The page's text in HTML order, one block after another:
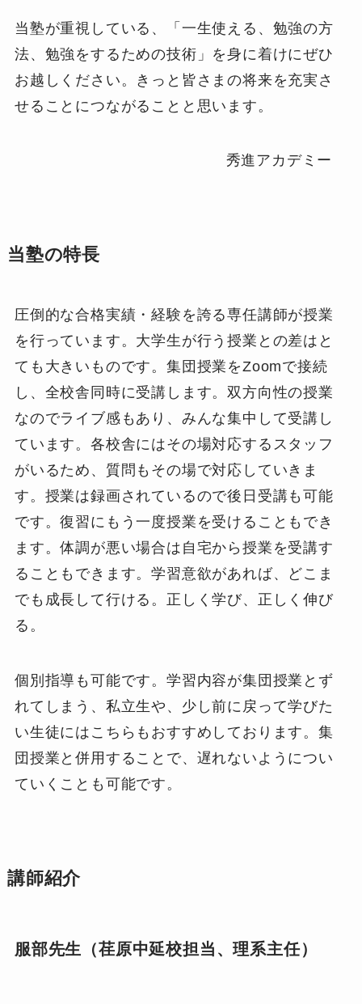
当塾が重視している、「一生使える、勉強の方
法、勉強をするための技術」を身に着けにぜひ
お越しください。きっと皆さまの将来を充実さ
せることにつながることと思います。
秀進アカデミー
当塾の特長
圧倒的な合格実績・経験を誇る専任講師が授業
を行っています。大学生が行う授業との差はと
ても大きいものです。集団授業をZoomで接続
し、全校舎同時に受講します。双方向性の授業
なのでライブ感もあり、みんな集中して受講し
ています。各校舎にはその場対応するスタッフ
がいるため、質問もその場で対応していきま
す。授業は録画されているので後日受講も可能
です。復習にもう一度授業を受けることもでき
ます。体調が悪い場合は自宅から授業を受講す
ることもできます。学習意欲があれば、どこま
でも成長して行ける。正しく学び、正しく伸び
る。
個別指導も可能です。学習内容が集団授業とず
れてしまう、私立生や、少し前に戻って学びた
い生徒にはこちらもおすすめしております。集
団授業と併用することで、遅れないようについ
ていくことも可能です。
講師紹介
服部先生（荏原中延校担当、理系主任）